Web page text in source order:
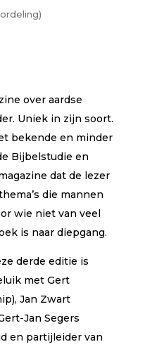
over aardse
Uniek in zijn soort.
bekende en minder
Bijbelstudie en
dat de lezer
die mannen
wie niet van veel
is naar diepgang.
derde editie is
met Gert
Jan Zwart
Jan Segers
en partijleider van